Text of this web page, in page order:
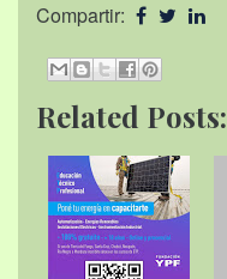
Compartir:
Related Posts: